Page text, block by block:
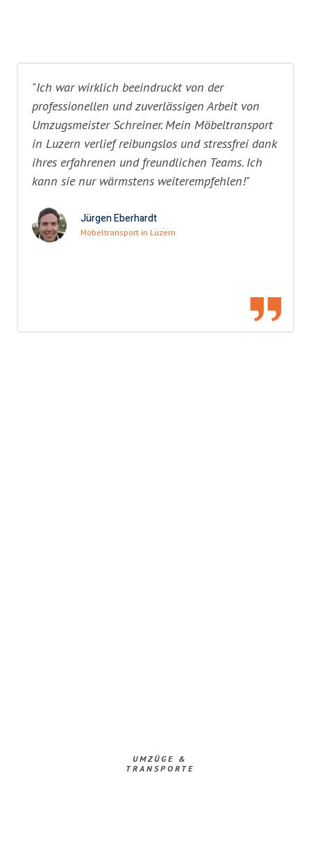
"Ich war wirklich beeindruckt von der
professionellen und zuverlässigen Arbeit von
Umzugsmeister Schreiner. Mein Möbeltransport
in Luzern verlief reibungslos und stressfrei dank
ihres erfahrenen und freundlichen Teams. Ich
kann sie nur wärmstens weiterempfehlen!"
Jürgen Eberhardt
Möbeltransport in Luzern
UMZÜGE &
TRANSPORTE